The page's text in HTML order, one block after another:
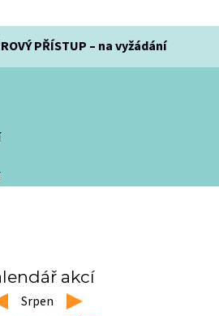
PŘÍSTUP – na vyžádání
akcí
left Srpen right